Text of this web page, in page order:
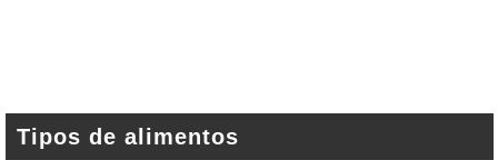
Tipos de alimentos